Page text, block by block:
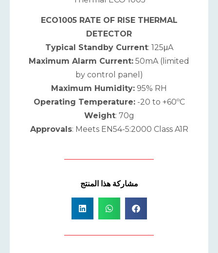
ECO1005 RATE OF RISE THERMAL
DETECTOR
Typical Standby Current: 125μA
Maximum Alarm Current: 50mA (limited
by control panel)
Maximum Humidity: 95% RH
Operating Temperature:-20 to +60ºC
Weight: 70g
Approvals: Meets EN54-5:2000 Class A1R
مشاركة هذا المنتج